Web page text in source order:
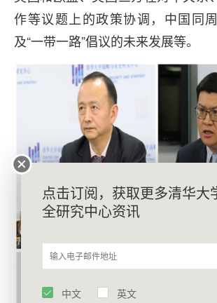
作等议题上的政策协调，中国同
及“一带一路”倡议的未来发展等。
点击订阅，获取更多清华大
全研究中心资讯
中文 英文